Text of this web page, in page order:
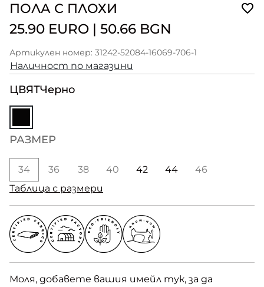
ПОЛА С ПЛОХИ
25.90 EURO | 50.66 BGN
Артикулен номер: 31242-52084-16069-706-1
Наличност по магазини
ЦВЯТЧерно
РАЗМЕР
34 36 38 40 42 44
46
Таблица с размери
Моля, добавете вашия имейл тук, за да